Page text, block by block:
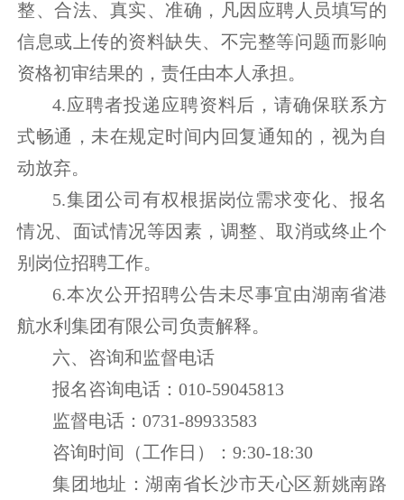
整、合法、真实、准确，凡因应聘人员填写的
信息或上传的资料缺失、不完整等问题而影响
资格初审结果的，责任由本人承担。
4.应聘者投递应聘资料后，请确保联系方
式畅通，未在规定时间内回复通知的，视为自
动放弃。
5.集团公司有权根据岗位需求变化、报名
情况、面试情况等因素，调整、取消或终止个
别岗位招聘工作。
6.本次公开招聘公告未尽事宜由湖南省港
航水利集团有限公司负责解释。
六、咨询和监督电话
报名咨询电话：010-59045813
监督电话：0731-89933583
咨询时间（工作日）：9:30-18:30
集团地址：湖南省长沙市天心区新姚南路